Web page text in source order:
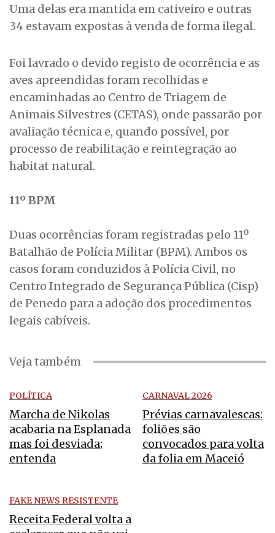
Uma delas era mantida em cativeiro e outras
34 estavam expostas à venda de forma ilegal.
Foi lavrado o devido registo de ocorrência e as
aves apreendidas foram recolhidas e
encaminhadas ao Centro de Triagem de
Animais Silvestres (CETAS), onde passarão por
avaliação técnica e, quando possível, por
processo de reabilitação e reintegração ao
habitat natural.
11º BPM
Duas ocorrências foram registradas pelo 11º
Batalhão de Polícia Militar (BPM). Ambos os
casos foram conduzidos à Polícia Civil, no
Centro Integrado de Segurança Pública (Cisp)
de Penedo para a adoção dos procedimentos
legais cabíveis.
Veja também
POLÍTICA
Marcha de Nikolas
acabaria na Esplanada
mas foi desviada;
entenda
CARNAVAL 2026
Prévias carnavalescas:
foliões são
convocados para volta
da folia em Maceió
FAKE NEWS RESISTENTE
Receita Federal volta a